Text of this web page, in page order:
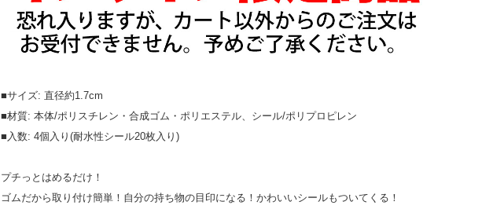
■サイズ: 直径約1.7cm
■材質: 本体/ポリスチレン・合成ゴム・ポリエステル、シール/ポリプロピレン
■入数: 4個入り(耐水性シール20枚入り)
プチっとはめるだけ！
ゴムだから取り付け簡単！自分の持ち物の目印になる！かわいいシールもついてくる！